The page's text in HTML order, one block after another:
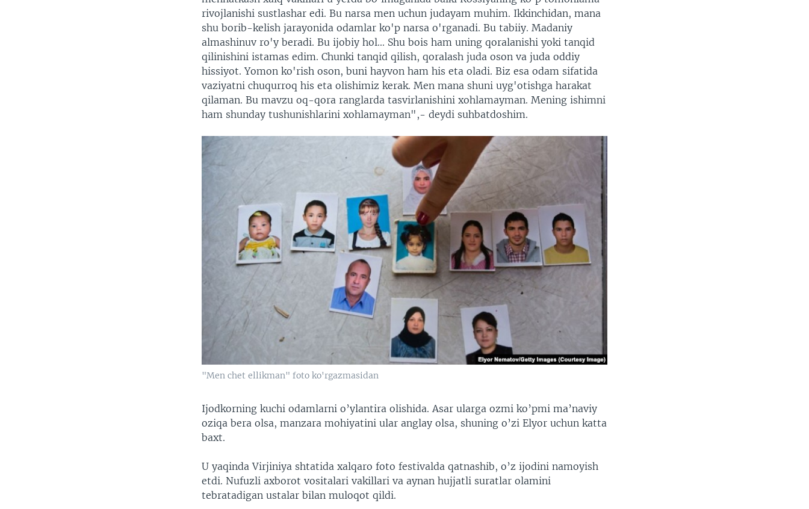
rivojlanishi sustlashar edi. Bu narsa men uchun judayam muhim. Ikkinchidan, mana
shu borib-kelish jarayonida odamlar ko'p narsa o'rganadi. Bu tabiiy. Madaniy
almashinuv ro'y beradi. Bu ijobiy hol... Shu bois ham uning qoralanishi yoki tanqid
qilinishini istamas edim. Chunki tanqid qilish, qoralash juda oson va juda oddiy
hissiyot. Yomon ko'rish oson, buni hayvon ham his eta oladi. Biz esa odam sifatida
vaziyatni chuqurroq his eta olishimiz kerak. Men mana shuni uyg'otishga harakat
qilaman. Bu mavzu oq-qora ranglarda tasvirlanishini xohlamayman. Mening ishimni
ham shunday tushunishlarini xohlamayman",- deydi suhbatdoshim.
"Men chet ellikman" foto ko'rgazmasidan
Ijodkorning kuchi odamlarni o’ylantira olishida. Asar ularga ozmi ko’pmi ma’naviy
oziqa bera olsa, manzara mohiyatini ular anglay olsa, shuning o’zi Elyor uchun katta
baxt.
U yaqinda Virjiniya shtatida xalqaro foto festivalda qatnashib, o’z ijodini namoyish
etdi. Nufuzli axborot vositalari vakillari va aynan hujjatli suratlar olamini
tebratadigan ustalar bilan muloqot qildi.